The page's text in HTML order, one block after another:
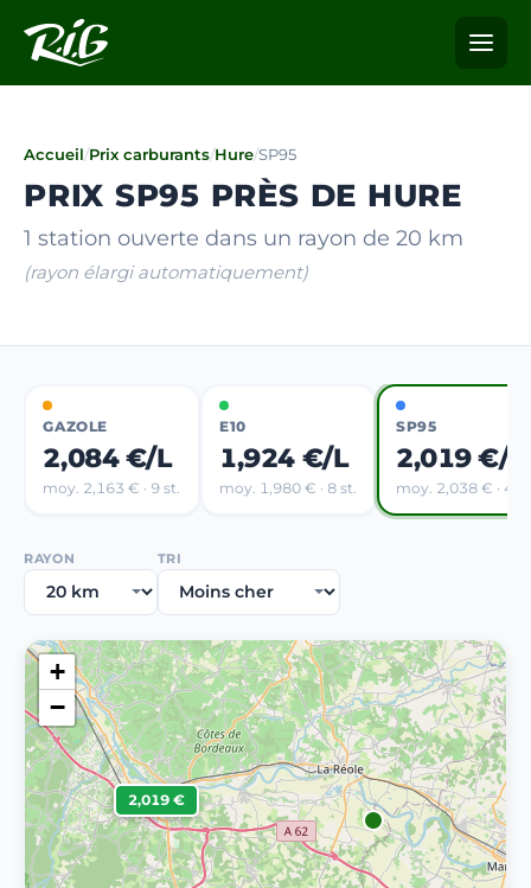
Accueil/Prix carburants/Hure/SP95
PRIX SP95 PRÈS DE HURE
1 station ouverte dans un rayon de 20 km
(rayon élargi automatiquement)
GAZOLE
2,084 €/L
moy. 2,163 € · 9 st.
E10
1,924 €/L
moy. 1,980 € · 8 st.
SP95
2,019 €/L
moy. 2,038 € · 4
RAYON TRI
2,019 €
+
−